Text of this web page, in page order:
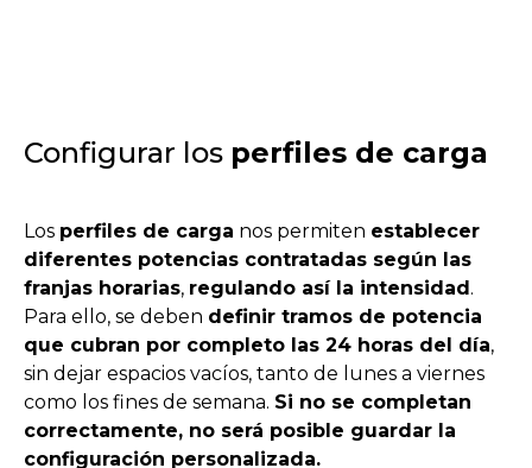
Configurar los perfiles de carga
Los perfiles de carga nos permiten establecer
diferentes potencias contratadas según las
franjas horarias, regulando así la intensidad.
Para ello, se deben definir tramos de potencia
que cubran por completo las 24 horas del día,
sin dejar espacios vacíos, tanto de lunes a viernes
como los fines de semana. Si no se completan
correctamente, no será posible guardar la
configuración personalizada.